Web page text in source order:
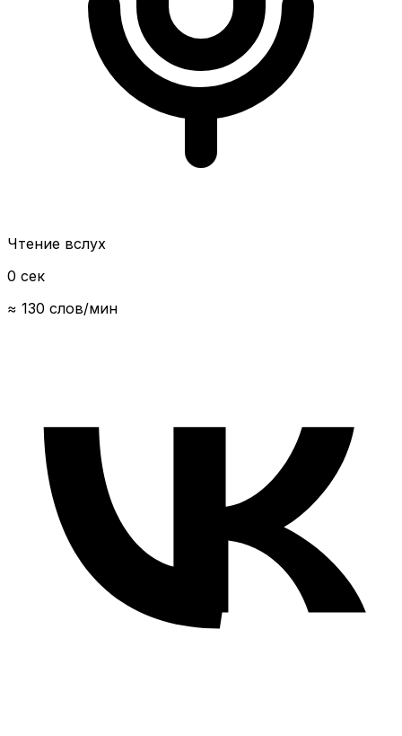
Чтение вслух
0 сек
≈ 130 слов/мин